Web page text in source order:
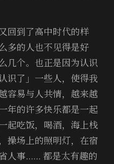
回到了高中时代的样
多的人也不见得是好
几个。也正是因为认识
识了」一些人，使得我
容易与人共情，越来越
年的许多快乐都是一起
起吃饭，喝酒，海上栈
操场上的照明灯，在宿
人事...... 都是太有趣的